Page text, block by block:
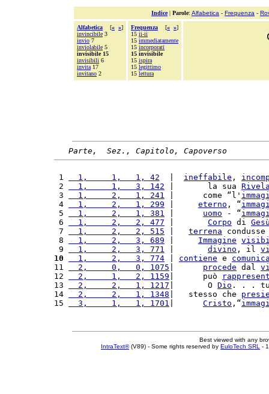
Indice| Parole: Alfabetica - Frequenza -
Alfabetica [« »]
invincibile 3
invio 7
inviolabile 5
invisibile 15
invisibili 6
invita 17
invitano 2
Frequenza [« »]
15 ii-ii
15 immediatamente
15 incorporati
15 invisibile
15 ispira
15 legittimo
15 lettura
Parte,  Sez., Capitolo, Capoverso
1
  1,     1,   1, 42
ineffabile ,
2
  1,     1,   3, 142
|       la sua
3
  1,     2,   1, 241
|      come “l'
4
  1,     2,   1, 299
eterno , “
5
  1,     2,   1, 381
uomo - “
6
  1,     2,   2, 477
Corpo di
7
  1,     2,   2, 515
terrena
8
  1,     2,   3, 689
Immagine
9
  1,     2,   3, 771
divino , il
10
  1,     2,   3, 774
contiene e
11
  2,     0,   0, 1075
procede dal
12
  2,     1,   2, 1159
|      può
13
  2,     2,   1, 1217
|       O Dio . . .
14
  2,     2,   1, 1348
|   stesso che
15
  3,     1,   1, 1701
Cristo ,“
Best viewed with any
IntraText®(V89) - Some rights reserved by EuloTech SRL -